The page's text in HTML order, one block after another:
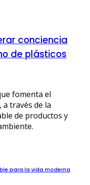
conciencia
de plásticos
fomenta el
través de la
de productos y
para la vida moderna